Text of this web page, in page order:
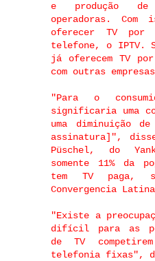
e produção de
operadoras. Com
oferecer TV por
telefone, o IPTV.
já oferecem TV
com outras
"Para o
significaria uma
uma diminuição
assinatura]",
Püschel, do
somente 11% da
tem TV paga,
Convergencia
"Existe a
difícil para as
de TV
telefonia fixas",